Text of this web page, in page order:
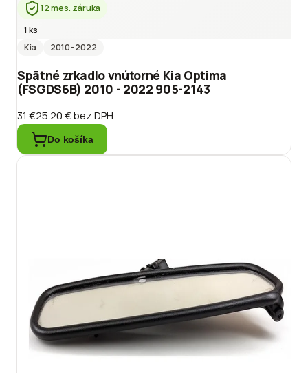
12 mes. záruka
1 ks
Kia
2010–2022
Spätné zrkadlo vnútorné Kia Optima
(FSGDS6B) 2010 - 2022 905-2143
31 €25.20 €bez DPH
Do košíka